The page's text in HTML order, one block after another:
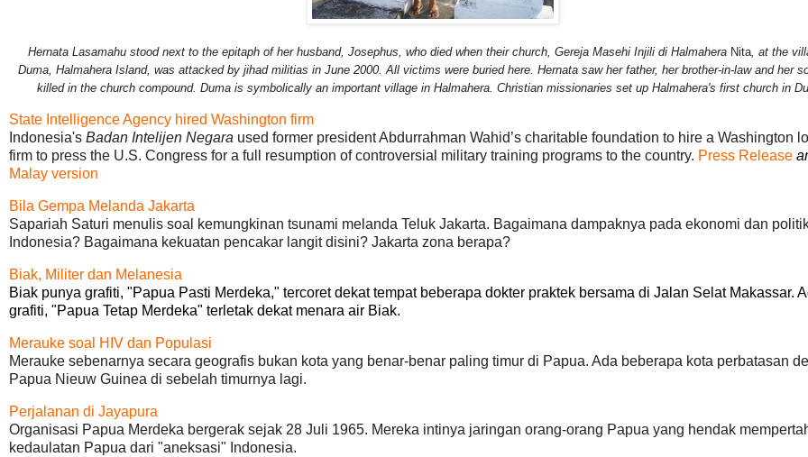
Hernata Lasamahu stood next to the epitaph of her husband, Josephus, who died when their church, Gereja Masehi Injili di Halmahera Nita, at the
Duma, Halmahera Island, was attacked by jihad militias in June 2000. All victims were buried here. Hernata saw her father, her brother-in-law and her
killed in the church compound. Duma is symbolically an important village in Halmahera. Christian missionaries set up Halmahera's first church in
State Intelligence Agency hired Washington firm
Indonesia's Badan Intelijen Negara used former president Abdurrahman Wahid’s charitable foundation to hire a Washington
firm to press the U.S. Congress for a full resumption of controversial military training programs to the country. Press Release
Malay version
Bila Gempa Melanda Jakarta
Sapariah Saturi menulis soal kemungkinan tsunami melanda Teluk Jakarta. Bagaimana dampaknya pada ekonomi dan
Indonesia? Bagaimana kekuatan pencakar langit disini? Jakarta zona berapa?
Biak, Militer dan Melanesia
Biak punya grafiti, "Papua Pasti Merdeka," tercoret dekat tempat beberapa dokter praktek bersama di Jalan Selat Makassar.
grafiti, "Papua Tetap Merdeka" terletak dekat menara air Biak.
Merauke soal HIV dan Populasi
Merauke sebenarnya secara geografis bukan kota yang benar-benar paling timur di Papua. Ada beberapa kota perbatasan
Papua Nieuw Guinea di sebelah timurnya lagi.
Perjalanan di Jayapura
Organisasi Papua Merdeka bergerak sejak 28 Juli 1965. Mereka intinya jaringan orang-orang Papua yang hendak
kedaulatan Papua dari "aneksasi" Indonesia.